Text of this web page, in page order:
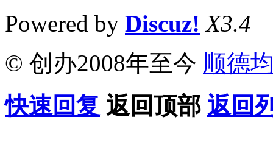
Powered by Discuz! X3.4
© 创办2008年至今 顺德
快速回复 返回顶部 返回